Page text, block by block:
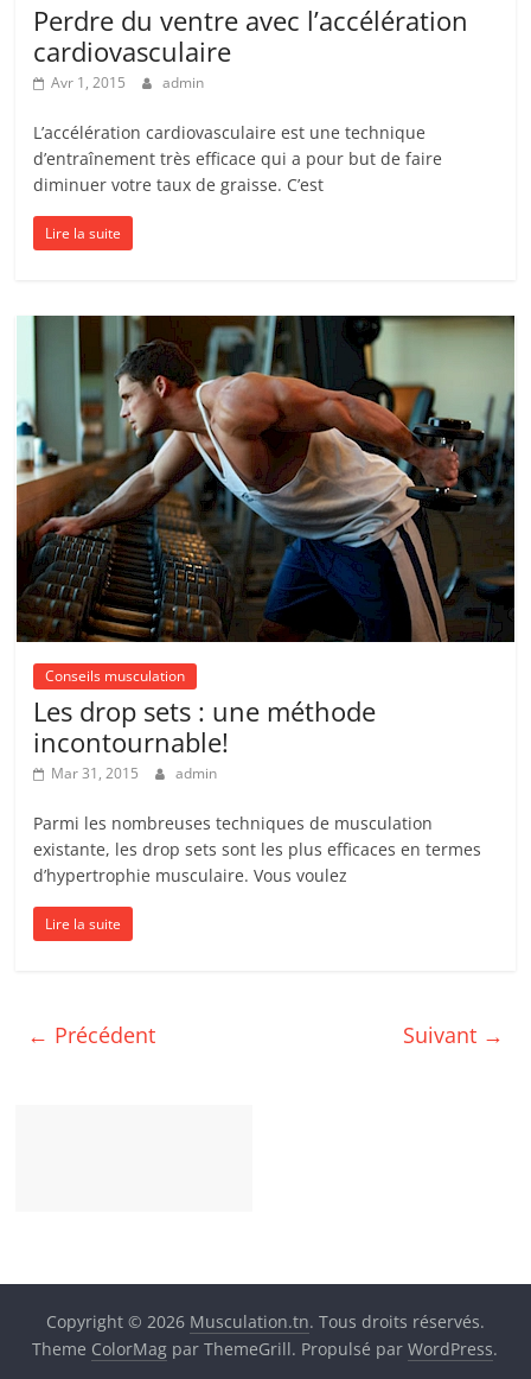
Perdre du ventre avec l’accélération
cardiovasculaire
Avr 1, 2015 admin
L’accélération cardiovasculaire est une technique
d’entraînement très efficace qui a pour but de faire
diminuer votre taux de graisse. C’est
Lire la suite
Conseils musculation
Les drop sets : une méthode
incontournable!
Mar 31, 2015 admin
Parmi les nombreuses techniques de musculation
existante, les drop sets sont les plus efficaces en termes
d’hypertrophie musculaire. Vous voulez
Lire la suite
← Précédent Suivant →
Copyright © 2026 Musculation.tn. Tous droits réservés.
Theme ColorMag par ThemeGrill. Propulsé parWordPress.